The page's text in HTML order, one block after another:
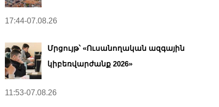
17:44-07.08.26
Մրցույթ՝ «Ուսանողական ազգային
կիբեռվարժանք 2026»
11:53-07.08.26